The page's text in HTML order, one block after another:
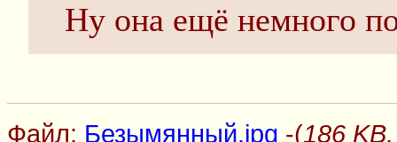
Ну она ещё немного
Файл: Безымянный.jpg -(186